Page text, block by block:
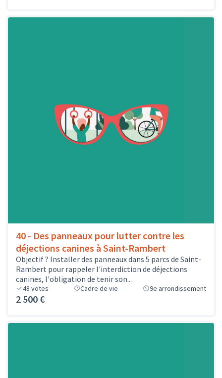
40 - Des panneaux pour lutter contre les
déjections canines à Saint-Rambert
Objectif ? Installer des panneaux dans 5 parcs de Saint-
Rambert pour rappeler l'interdiction de déjections
canines, l'obligation de tenir son...
48 votes Cadre de vie 9e arrondissement
2 500 €